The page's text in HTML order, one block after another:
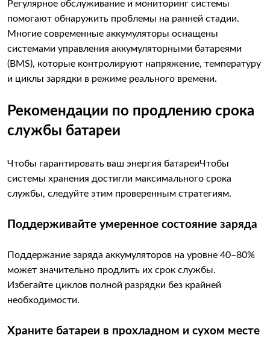
Регулярное обслуживание и мониторинг системы
помогают обнаружить проблемы на ранней стадии.
Многие современные аккумуляторы оснащены
системами управления аккумуляторными батареями
(BMS), которые контролируют напряжение, температуру
и циклы зарядки в режиме реального времени.
Рекомендации по продлению срока
службы батареи
Чтобы гарантировать ваш энергия батареиЧтобы
системы хранения достигли максимального срока
службы, следуйте этим проверенным стратегиям.
Поддерживайте умеренное состояние заряда
Поддержание заряда аккумуляторов на уровне 40–80%
может значительно продлить их срок службы.
Избегайте циклов полной разрядки без крайней
необходимости.
Храните батареи в прохладном и сухом месте